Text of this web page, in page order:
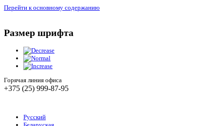
Перейти к основному содержанию
Размер шрифта
Горячая линия офиса
+375 (25) 999-87-95
Русский